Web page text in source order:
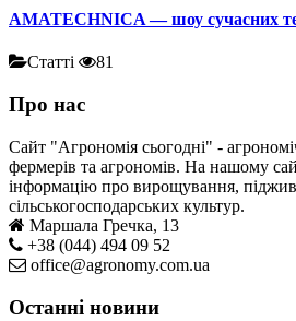
AMATECHNICA — шоу сучасних
Статті 81
Про нас
Сайт "Агрономія сьогодні" -
фермерів та агрономів. На нашому
інформацію про вирощування,
сільськогосподарських культур.
Маршала Гречка, 13
+38 (044) 494 09 52
office@agronomy.com.ua
Останні новини